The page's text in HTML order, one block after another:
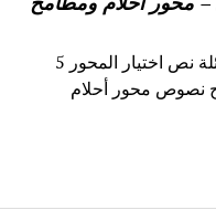
شرح نص اختيار مع الاجابة عن الاسئلة نص اختيار المحور 5
نصوص محور أحلام